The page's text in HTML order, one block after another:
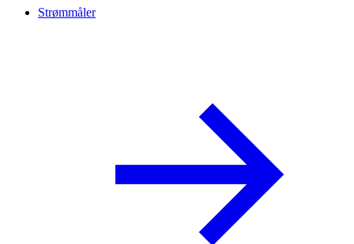
Strømmåler